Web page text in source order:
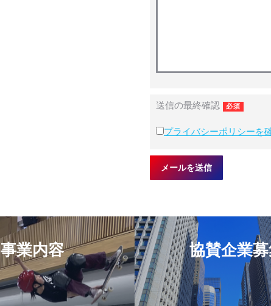
送信の最終確認 必須
プライバシーポリシーを
事業内容 協賛企業